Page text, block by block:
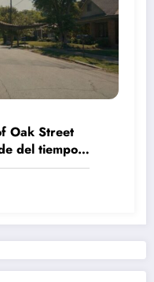
Oak Street
del tiempo:
of Oak